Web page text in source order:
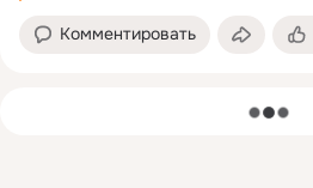
Комментировать